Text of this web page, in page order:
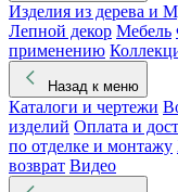
Изделия из дерева и
Лепной декор Мебель
применению
Назад к меню
Каталоги и чертежи
изделий Оплата и
по отделке и монтажу
возврат Видео